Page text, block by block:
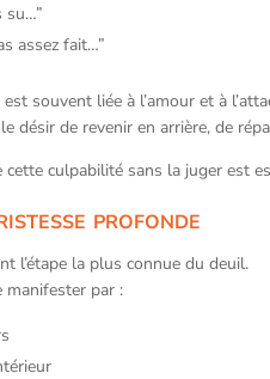
su…”
assez fait…”
souvent liée à l’amour et à
désir de revenir en arrière, de
cette culpabilité sans la juger est
profonde
l’étape la plus connue du deuil.
manifester par :